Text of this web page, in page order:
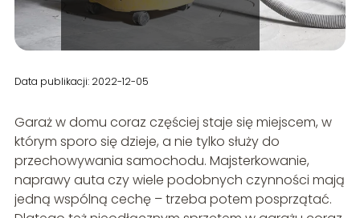
Data publikacji: 2022-12-05
Garaż w domu coraz częściej staje się miejscem, w
którym sporo się dzieje, a nie tylko służy do
przechowywania samochodu. Majsterkowanie,
naprawy auta czy wiele podobnych czynności mają
jedną wspólną cechę – trzeba potem posprzątać.